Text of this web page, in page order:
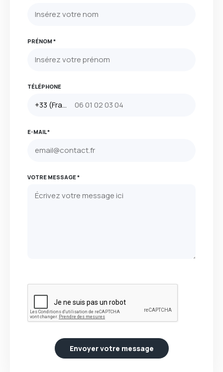
PRÉNOM *
TÉLÉPHONE
E-MAIL *
VOTRE MESSAGE *
Envoyer votre message